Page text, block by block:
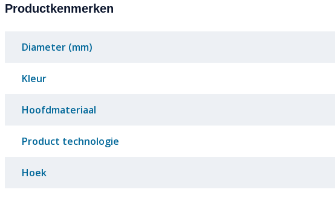
Productkenmerken
Diameter (mm)
Kleur
Hoofdmateriaal
Product technologie
Hoek